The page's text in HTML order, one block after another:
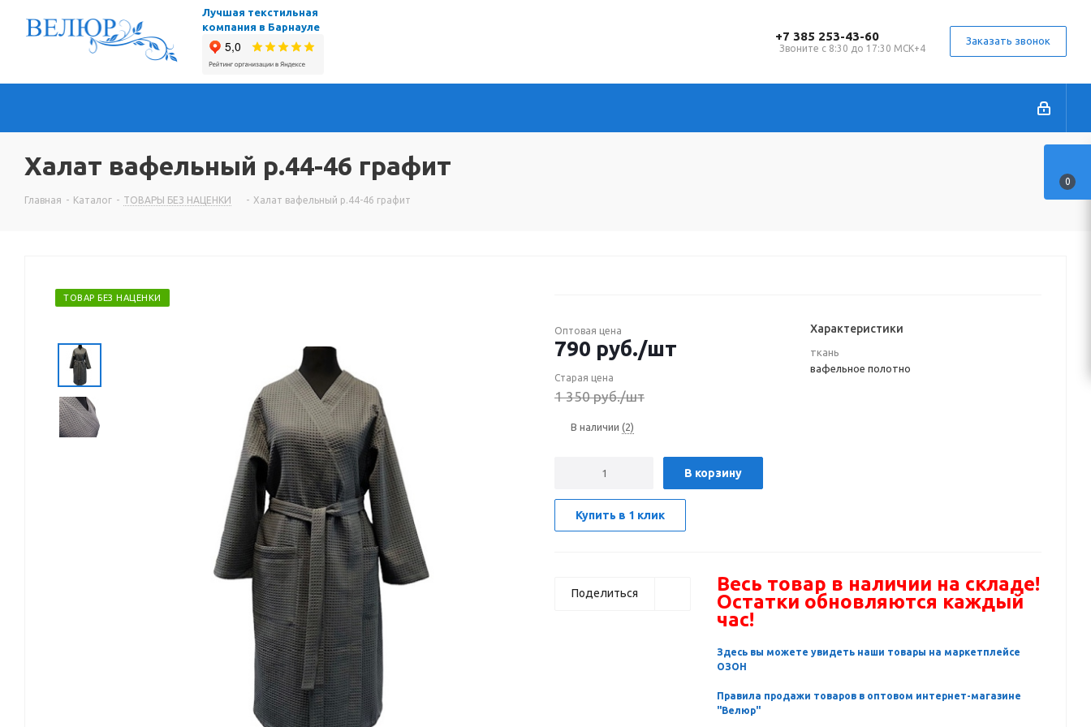
Лучшая текстильная
компания в Барнауле
+7 385 253-43-60
Звоните с 8:30 до 17:30 МСК+4
Заказать звонок
Халат вафельный р.44-46 графит
Главная - Каталог - ТОВАРЫ БЕЗ НАЦЕНКИ - Халат вафельный р.44-46 графит
ТОВАР БЕЗ НАЦЕНКИ
Оптовая цена
790 руб./шт
Старая цена
1 350руб./шт
В наличии (2)
В корзину
Купить в 1 клик
Характеристики
ткань
вафельное полотно
Поделиться
Весь товар в наличии на складе!
Остатки обновляются каждый
час!
Здесь вы можете увидеть наши товары на маркетплейсе
ОЗОН
Правила продажи товаров в оптовом интернет-магазине
"Велюр"
0